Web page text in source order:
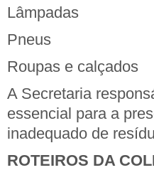
Lâmpadas
Pneus
Roupas e calçados
A Secretaria
essencial para a
inadequado de
ROTEIROS DA